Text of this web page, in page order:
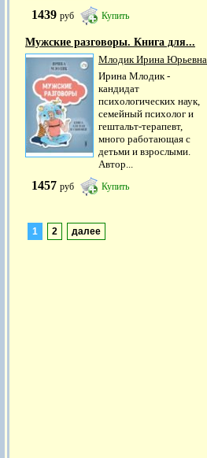
1439 руб Купить
Мужские разговоры. Книга для...
Млодик Ирина Юрьевна
Ирина Млодик -
кандидат
психологических наук,
семейный психолог и
гештальт-терапевт,
много работающая с
детьми и взрослыми.
Автор...
1457 руб Купить
1 2 далее